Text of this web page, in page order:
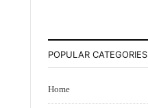
POPULAR CATEGORIES
Home